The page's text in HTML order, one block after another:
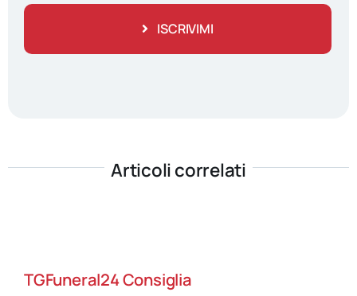
ISCRIVIMI
Articoli correlati
TGFuneral24 Consiglia